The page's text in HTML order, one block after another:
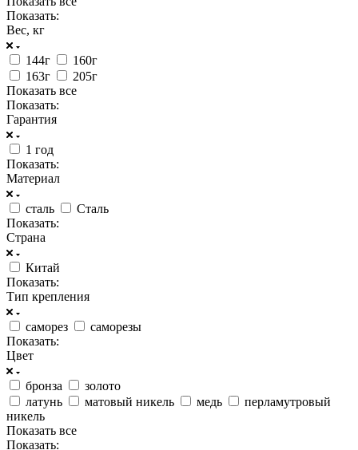
Показать:
Вес, кг
144г
160г
163г
205г
Показать все
Показать:
Гарантия
1 год
Показать:
Материал
сталь
Сталь
Показать:
Страна
Китай
Показать:
Тип крепления
саморез
саморезы
Показать:
Цвет
бронза
золото
латунь
матовый никель медь
перламутровый
никель
Показать все
Показать: